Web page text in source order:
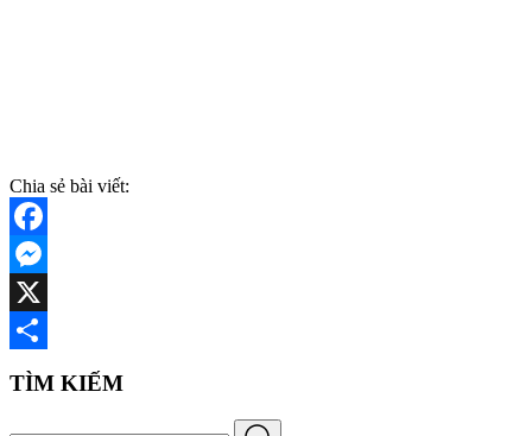
Chia sẻ bài viết:
Facebook
Messenger
X
Share
TÌM KIẾM